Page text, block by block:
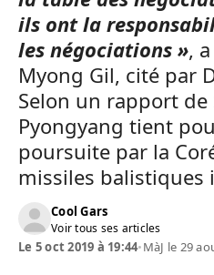
ils ont la
les négociations »,
Myong Gil, cité par
Selon un rapport de
Pyongyang tient
poursuite par la
missiles
Cool Gars
Voir tous ses articles
Le 5 oct 2019 à 19:44•MàJ le 29